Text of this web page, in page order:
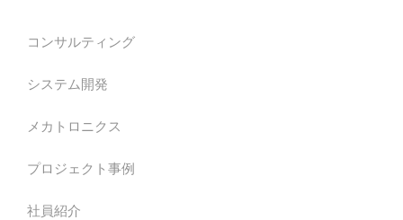
コンサルティング
システム開発
メカトロニクス
プロジェクト事例
社員紹介